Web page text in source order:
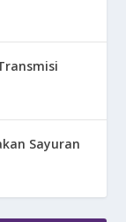
Sayuran